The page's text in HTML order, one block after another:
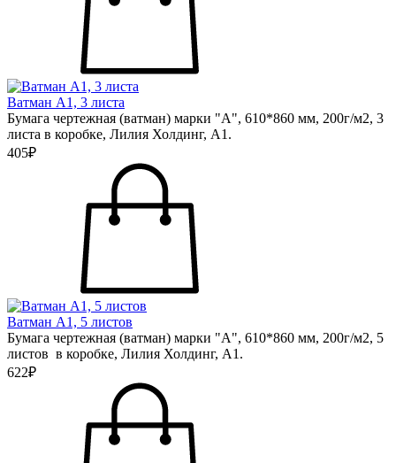
Ватман А1, 3 листа
Бумага чертежная (ватман) марки "А", 610*860 мм, 200г/м2, 3
листа в коробке, Лилия Холдинг, А1.
405₽
Ватман А1, 5 листов
Бумага чертежная (ватман) марки "А", 610*860 мм, 200г/м2, 5
листов в коробке, Лилия Холдинг, А1.
622₽